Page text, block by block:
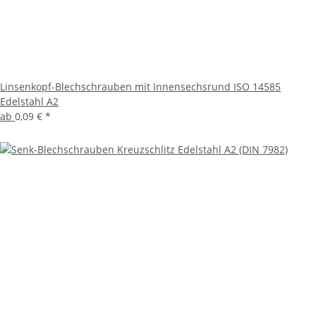
Linsenkopf-Blechschrauben mit Innensechsrund ISO 14585
Edelstahl A2
ab 0,09 € *